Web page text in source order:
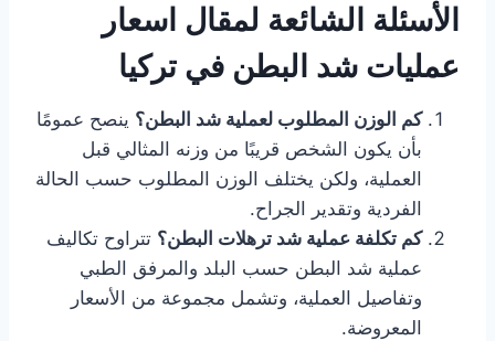
الأسئلة الشائعة لمقال اسعار
عمليات شد البطن في تركيا
كم الوزن المطلوب لعملية شد البطن؟ ينصح عمومًا
بأن يكون الشخص قريبًا من وزنه المثالي قبل
العملية، ولكن يختلف الوزن المطلوب حسب الحالة
الفردية وتقدير الجراح.
كم تكلفة عملية شد ترهلات البطن؟ تتراوح تكاليف
عملية شد البطن حسب البلد والمرفق الطبي
وتفاصيل العملية، وتشمل مجموعة من الأسعار
المعروضة.